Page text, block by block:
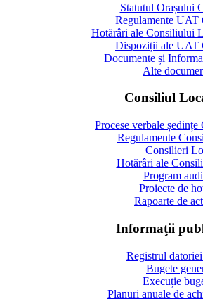
Statutul Orașului
Regulamente UAT
Hotărâri ale Consiliului
Dispoziții ale UAT
Documente și
Alte
Consiliul
Procese verbale
Regulamente
Consilieri
Hotărâri ale
Program
Proiecte de
Rapoarte de
Informaţii
Registrul
Bugete
Execuție
Planuri anuale de